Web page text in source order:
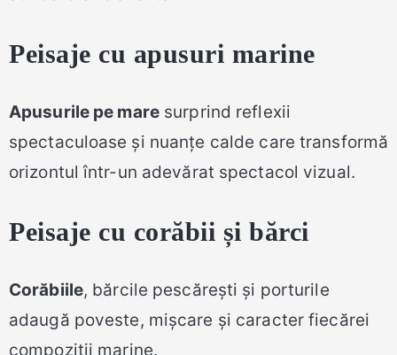
Peisaje cu apusuri marine
Apusurile pe maresurprind reflexii
spectaculoase și nuanțe calde care transformă
orizontul într-un adevărat spectacol vizual.
Peisaje cu corăbii și bărci
Corăbiile, bărcile pescărești și porturile
adaugă poveste, mișcare și caracter fiecărei
compoziții marine.